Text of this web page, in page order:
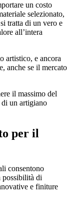
un costo
selezionato,
tratta di un vero e
all’intera
artistico, e ancora
anche se il mercato
il massimo del
di un artigiano
per il
consentono
possibilità di
e finiture